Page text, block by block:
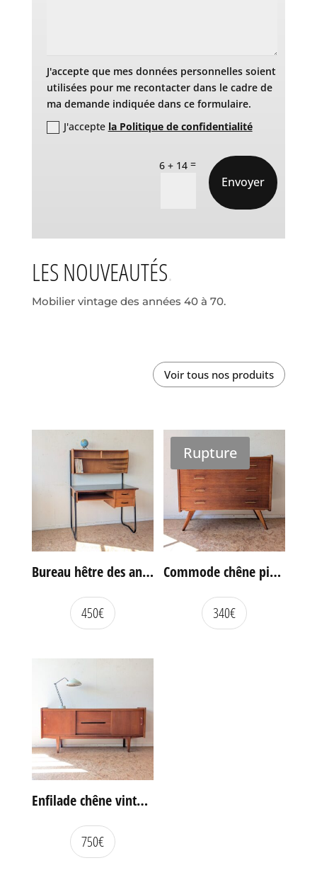
J'accepte que mes données personnelles soient
utilisées pour me recontacter dans le cadre de
ma demande indiquée dans ce formulaire.
J'accepte la Politique de confidentialité
6 + 14 =
Envoyer
LES NOUVEAUTÉS
Mobilier vintage des années 40 à 70.
Voir tous nos produits
Bureau hêtre des années 60
450€
Rupture
Commode chêne pieds compas vintage
340€
Enfilade chêne vintage portes coulissantes
750€